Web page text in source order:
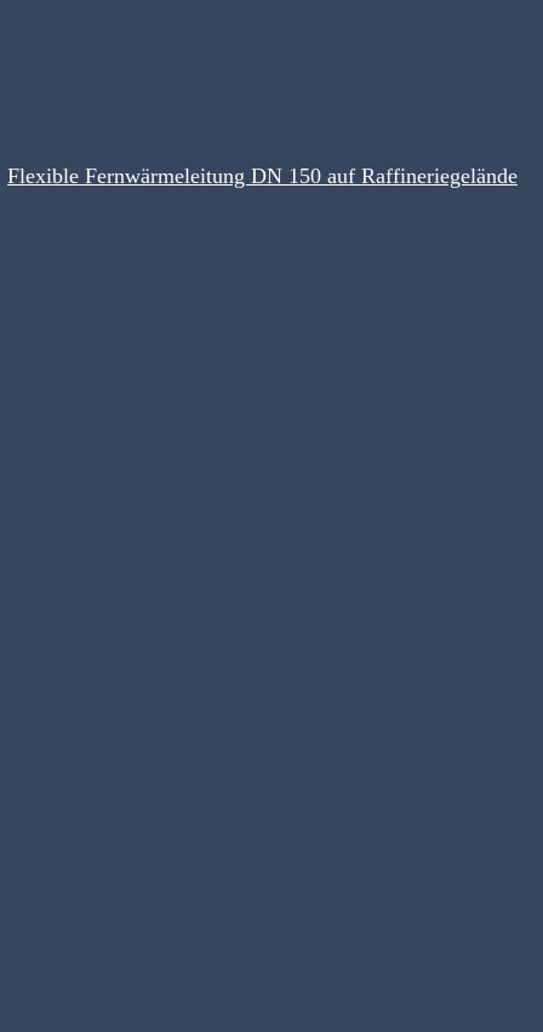
Flexible Fernwärmeleitung DN 150 auf Raffineriegelände